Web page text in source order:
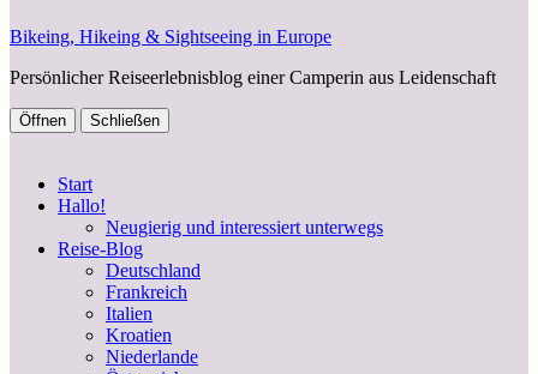
Bikeing, Hikeing & Sightseeing in Europe
Persönlicher Reiseerlebnisblog einer Camperin aus Leidenschaft
Öffnen Schließen
Start
Hallo!
Neugierig und interessiert unterwegs
Reise-Blog
Deutschland
Frankreich
Italien
Kroatien
Niederlande